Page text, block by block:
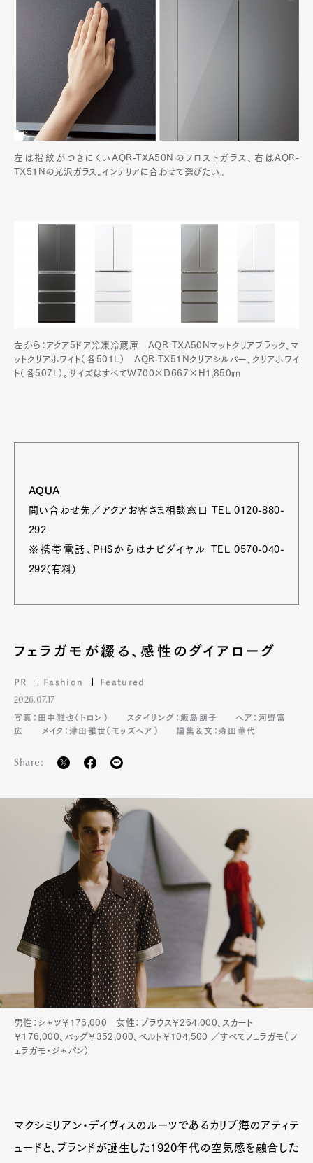
Art&Design
Product
Pen Membership
Magazine
Pen international Pen tw
左は指紋がつきにくいAQR-TXA50Nのフロストガラス、右はAQR-
TX51Nの光沢ガラス。インテリアに合わせて選びたい。
左から：アクア5ドア冷凍冷蔵庫 AQR-TXA50Nマットクリアブラック、マ
ットクリアホワイト（各501L） AQR-TX51Nクリアシルバー、クリアホワイ
ト（各507L）。サイズはすべてW700×D667×H1,850㎜
AQUA
問い合わせ先／アクアお客さま相談窓口 TEL 0120-880-
292
※携帯電話、PHSからはナビダイヤル TEL 0570-040-
292（有料）
フェラガモが綴る、感性のダイアローグ
PR Fashion Featured
2026.07.17
写真：田中雅也（トロン）
スタイリング：飯島朋子
ヘア：河野富
広
メイク：津田雅世（モッズヘア） 編集＆文：森田華代
Share:
男性：シャツ￥176,000 女性：ブラウス￥264,000、スカート
￥176,000、バッグ￥352,000、ベルト￥104,500 ／すべてフェラガモ（フ
ェラガモ・ジャパン）
マクシミリアン・デイヴィスのルーツであるカリブ海のアティテ
ュードと、ブランドが誕生した1920年代の空気感を融合した